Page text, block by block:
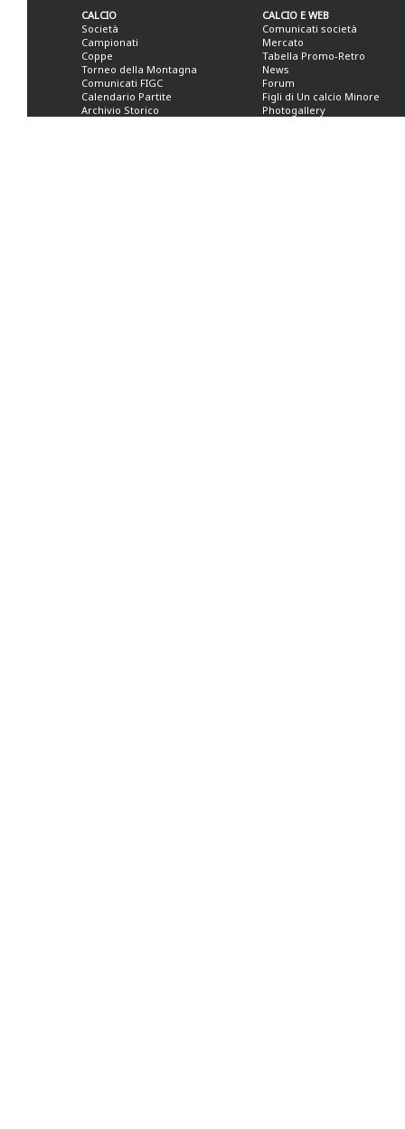
CALCIO
Società
Campionati
Coppe
Torneo della Montagna
Comunicati FIGC
Calendario Partite
Archivio Storico
CALCIO E WEB
Comunicati società
Mercato
Tabella Promo-Retro
News
Forum
Figli di Un calcio Minore
Photogallery